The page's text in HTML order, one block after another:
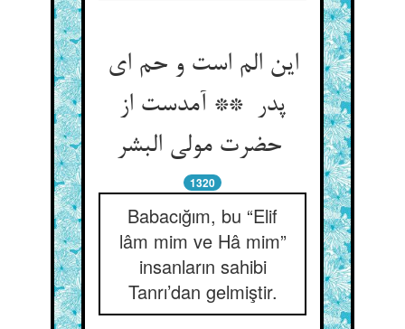
این الم است و حم ای
پدر ** آمدست از
1320
Babacığım, bu “Elif
lâm mim ve Hâ mim”
insanların sahibi
Tanrı’dan gelmiştir.